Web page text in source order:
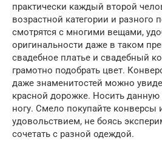
практически каждый второй
возрастной категории и разного
смотрятся с многими вещами,
оригинальности даже в таком
свадебное платье и свадебный
грамотно подобрать цвет.
даже знаменитостей можно
красной дорожке. Носить
ногу. Смело покупайте конверсы
удовольствием, не боясь
сочетать с разной одеждой.